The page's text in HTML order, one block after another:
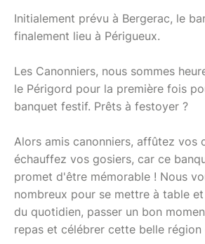
Initialement prévu à Bergerac, le
finalement lieu à Périgueux.
Les Canonniers, nous sommes
le Périgord pour la première fois
banquet festif. Prêts à festoyer ?
Alors amis canonniers, affûtez vos
échauffez vos gosiers, car ce
promet d'être mémorable ! Nous
nombreux pour se mettre à table
du quotidien, passer un bon
repas et célébrer cette belle